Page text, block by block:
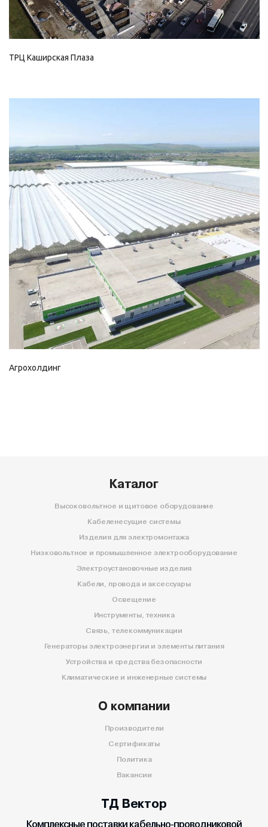
ТРЦ Каширская Плаза
Смотреть проект
Агрохолдинг
Каталог
Высоковольтное и щитовое оборудование
Кабеленесущие системы
Изделия для электромонтажа
Низковольтное и промышленное электрооборудование
Электроустановочные изделия
Кабели, провода и аксессуары
Освещение
Инструменты, техника
Связь, телекоммуникации
Генераторы электроэнергии и элементы питания
Устройства и средства безопасности
Климатические и инженерные системы
О компании
Производители
Сертификаты
Политика
Вакансии
ТД Вектор
Комплексные поставки кабельно-проводниковой